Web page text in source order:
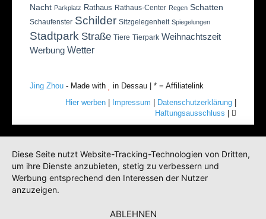
Nacht Parkplatz Rathaus Rathaus-Center Regen Schatten
Schaufenster Schilder Sitzgelegenheit Spiegelungen
Stadtpark Straße Tiere Tierpark Weihnachtszeit
Werbung Wetter
Jing Zhou - Made with
in Dessau | * = Affiliatelink
Hier werben
Impressum Datenschutzerklärung
Haftungsausschluss
Diese Seite nutzt Website-Tracking-Technologien von Dritten,
um ihre Dienste anzubieten, stetig zu verbessern und
Werbung entsprechend den Interessen der Nutzer
anzuzeigen.
ABLEHNEN